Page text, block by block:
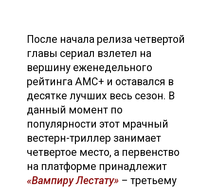
После начала релиза четвертой
главы сериал взлетел на
вершину еженедельного
рейтинга AMC+ и оставался в
десятке лучших весь сезон. В
данный момент по
популярности этот мрачный
вестерн-триллер занимает
четвертое место, а первенство
на платформе принадлежит
«Вампиру Лестату» – третьему